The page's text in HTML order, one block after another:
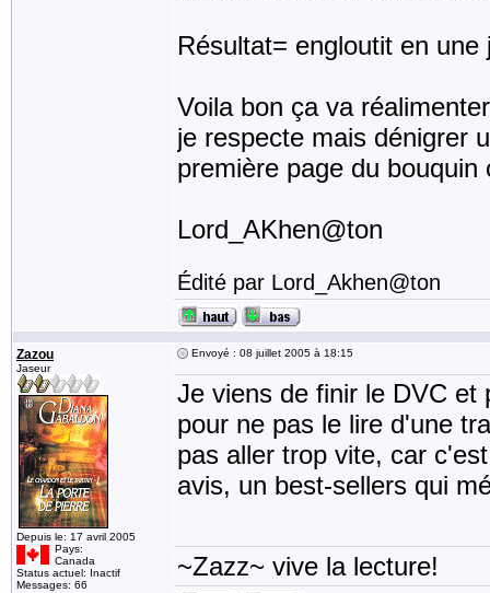
Résultat= engloutit en une
Voila bon ça va
je respecte mais dénigrer
première page du
Lord_AKhen@ton
Édité par Lord_Akhen@ton
Zazou
Jaseur
Depuis le: 17 avril 2005
Pays:
Canada
Status actuel: Inactif
Messages: 66
Envoyé : 08 juillet 2005 à 18:15
Je viens de finir le DVC et
pour ne pas le lire d'une
pas aller trop vite, car
avis, un best-sellers qui
~Zazz~ vive la lecture!